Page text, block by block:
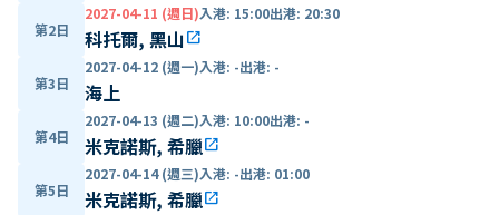
第2日
2027-04-11 (週日)入港: 15:00出港: 20:30
科托爾, 黑山 open_in_new
第3日
2027-04-12 (週一)入港: -出港: -
海上
第4日
2027-04-13 (週二)入港: 10:00出港: -
米克諾斯, 希臘open_in_new
第5日
2027-04-14 (週三)入港: -出港: 01:00
米克諾斯, 希臘open_in_new